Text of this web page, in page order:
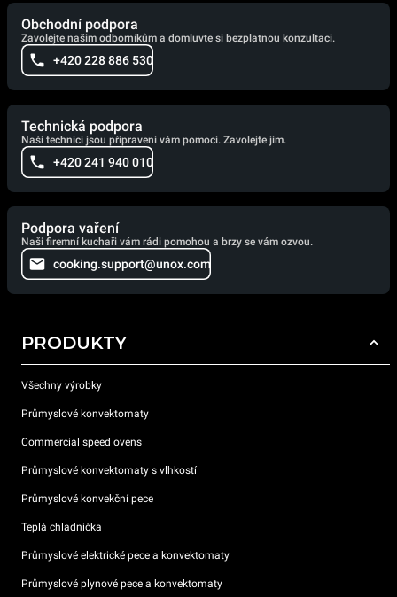
Obchodní podpora
Zavolejte našim odborníkům a domluvte si bezplatnou konzultaci.
+420 228 886 530
Technická podpora
Naši technici jsou připraveni vám pomoci. Zavolejte jim.
+420 241 940 010
Podpora vaření
Naši firemní kuchaři vám rádi pomohou a brzy se vám ozvou.
cooking.support@unox.com
PRODUKTY
Všechny výrobky
Průmyslové konvektomaty
Commercial speed ovens
Průmyslové konvektomaty s vlhkostí
Průmyslové konvekční pece
Teplá chladnička
Průmyslové elektrické pece a konvektomaty
Průmyslové plynové pece a konvektomaty